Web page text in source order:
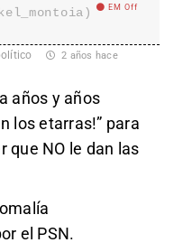
EM Off
2 años hace
años y años
los etarras!” para
que NO le dan las
el PSN.